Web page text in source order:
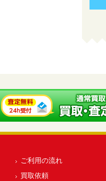
ご利用の流れ
買取依頼